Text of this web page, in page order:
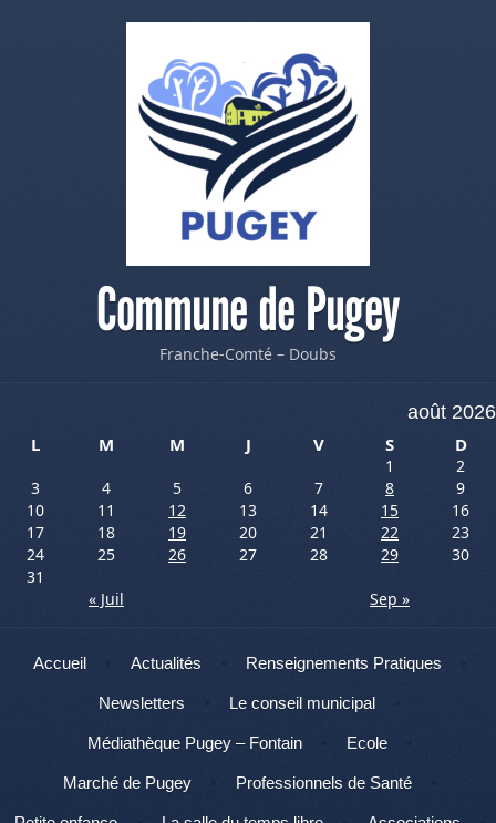
Commune de Pugey
Franche-Comté – Doubs
août 2026
L
M M J V S D
1
2
3
4 5 6 7 8
9
10
11 12 13 14 15
16
17
18 19 20 21 22
23
24
25 26 27 28 29
30
31
« Juil
Sep »
Menu
Aller au contenu
Accueil Actualités Renseignements Pratiques
Newsletters Le conseil municipal
Médiathèque Pugey – Fontain Ecole
Marché de Pugey Professionnels de Santé